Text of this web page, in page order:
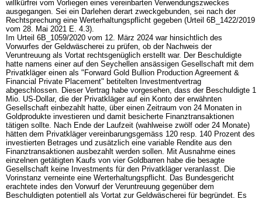
willkürfrei vom Vorliegen eines vereinbarten Verwendungszweckes
ausgegangen. Sei ein Darlehen derart zweckgebunden, sei nach der
Rechtsprechung eine Werterhaltungspflicht gegeben (Urteil 6B_1422/2019
vom 28. Mai 2021 E. 4.3).
Im Urteil 6B_1059/2020 vom 12. März 2024 war hinsichtlich des
Vorwurfes der Geldwäscherei zu prüfen, ob der Nachweis der
Veruntreuung als Vortat rechtsgenüglich erstellt war. Der Beschuldigte
hatte namens einer auf den Seychellen ansässigen Gesellschaft mit dem
Privatkläger einen als "Forward Gold Bullion Production Agreement &
Financial Private Placement" betitelten Investmentvertrag
abgeschlossen. Dieser Vertrag habe vorgesehen, dass der Beschuldigte 1
Mio. US-Dollar, die der Privatkläger auf ein Konto der erwähnten
Gesellschaft einbezahlt hatte, über einen Zeitraum von 24 Monaten in
Goldprodukte investieren und damit besicherte Finanztransaktionen
tätigen sollte. Nach Ende der Laufzeit (wahlweise zwölf oder 24 Monate)
hätten dem Privatkläger vereinbarungsgemäss 120 resp. 140 Prozent des
investierten Betrages und zusätzlich eine variable Rendite aus den
Finanztransaktionen ausbezahlt werden sollen. Mit Ausnahme eines
einzelnen getätigten Kaufs von vier Goldbarren habe die besagte
Gesellschaft keine Investments für den Privatkläger veranlasst. Die
Vorinstanz verneinte eine Werterhaltungspflicht. Das Bundesgericht
erachtete indes den Vorwurf der Veruntreuung gegenüber dem
Beschuldigten potentiell als Vortat zur Geldwäscherei für begründet. Es